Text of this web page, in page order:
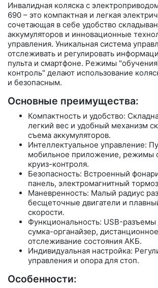
Инвалидная коляска с
690 – это компактная и легкая
сочетающая в себе удобство
аккумуляторов и инновационные
управления. Уникальная система
отслеживать и регулировать
пульта и смартфоне. Режимы
контроль" делают использование
и безопасным.
Основные преимущества:
Компактность и удобство:
легкий вес и удобный механизм
съема аккумуляторов.
Интеллектуальное управление:
мобильное приложение, режимы
круиз-контроля.
Безопасность: Встроенный
панель, электромагнитный
Маневренность: Малый радиус
бесщеточные двигатели и
скорости.
Функциональность: USB-разъемы
сумка-органайзер,
отслеживание состояния АКБ.
Индивидуальная настройка:
управления и опора для стоп.
Особенности: